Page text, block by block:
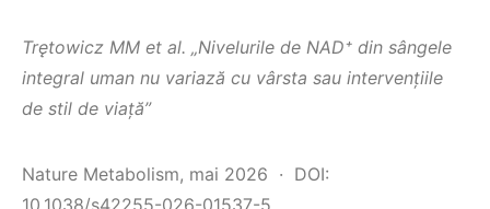
Trętowicz MM et al. „Nivelurile de NAD⁺ din sângele
integral uman nu variază cu vârsta sau intervențiile
de stil de viață”
Nature Metabolism, mai 2026 · DOI:
10.1038/s42255-026-01537-5